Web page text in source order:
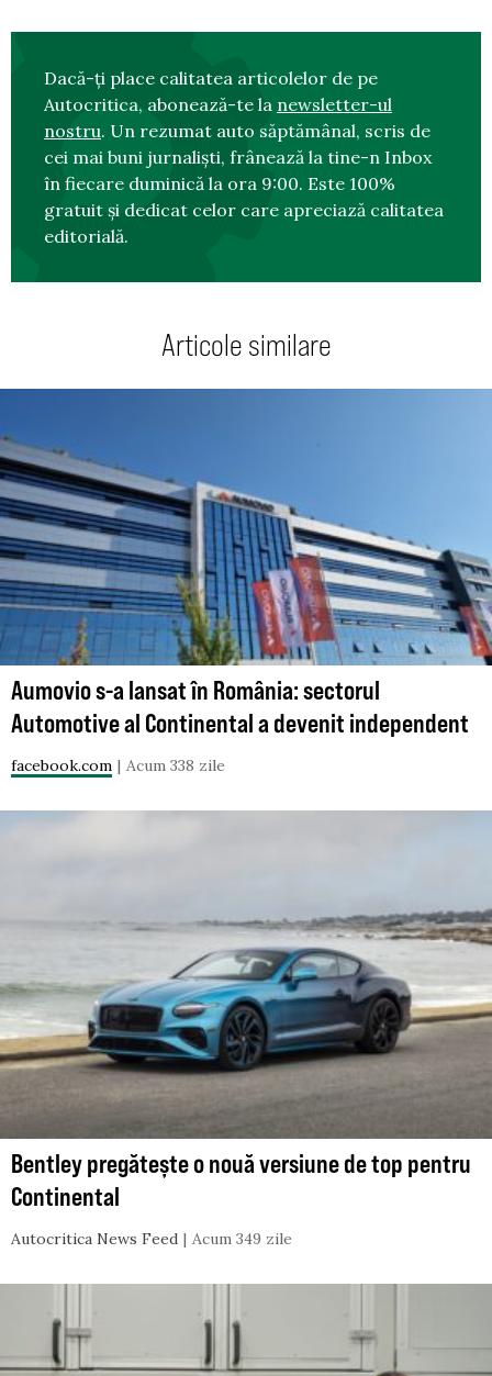
Dacă-ți place calitatea articolelor de pe
Autocritica, abonează-te la newsletter-ul
nostru. Un rezumat auto săptămânal, scris de
cei mai buni jurnaliști, frânează la tine-n Inbox
în fiecare duminică la ora 9:00. Este 100%
gratuit și dedicat celor care apreciază calitatea
editorială.
Articole similare
Aumovio s-a lansat în România: sectorul
Automotive al Continental a devenit independent
facebook.com Acum 338 zile
Bentley pregătește o nouă versiune de top pentru
Continental
Autocritica News Feed Acum 349 zile